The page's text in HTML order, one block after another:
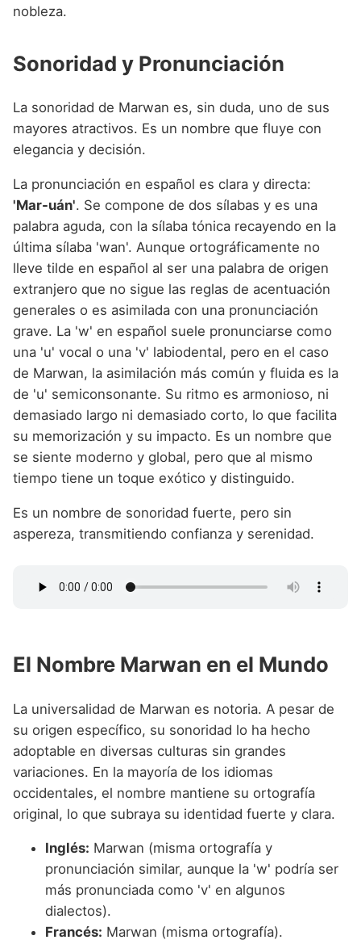
nobleza.
Sonoridad y Pronunciación
La sonoridad de Marwan es, sin duda, uno de sus
mayores atractivos. Es un nombre que fluye con
elegancia y decisión.
La pronunciación en español es clara y directa:
'Mar-uán'. Se compone de dos sílabas y es una
palabra aguda, con la sílaba tónica recayendo en la
última sílaba 'wan'. Aunque ortográficamente no
lleve tilde en español al ser una palabra de origen
extranjero que no sigue las reglas de acentuación
generales o es asimilada con una pronunciación
grave. La 'w' en español suele pronunciarse como
una 'u' vocal o una 'v' labiodental, pero en el caso
de Marwan, la asimilación más común y fluida es la
de 'u' semiconsonante. Su ritmo es armonioso, ni
demasiado largo ni demasiado corto, lo que facilita
su memorización y su impacto. Es un nombre que
se siente moderno y global, pero que al mismo
tiempo tiene un toque exótico y distinguido.
Es un nombre de sonoridad fuerte, pero sin
aspereza, transmitiendo confianza y serenidad.
El Nombre Marwan en el Mundo
La universalidad de Marwan es notoria. A pesar de
su origen específico, su sonoridad lo ha hecho
adoptable en diversas culturas sin grandes
variaciones. En la mayoría de los idiomas
occidentales, el nombre mantiene su ortografía
original, lo que subraya su identidad fuerte y clara.
Inglés: Marwan (misma ortografía y
pronunciación similar, aunque la 'w' podría ser
más pronunciada como 'v' en algunos
dialectos).
Francés: Marwan (misma ortografía).